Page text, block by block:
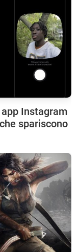
Instagram
spariscono